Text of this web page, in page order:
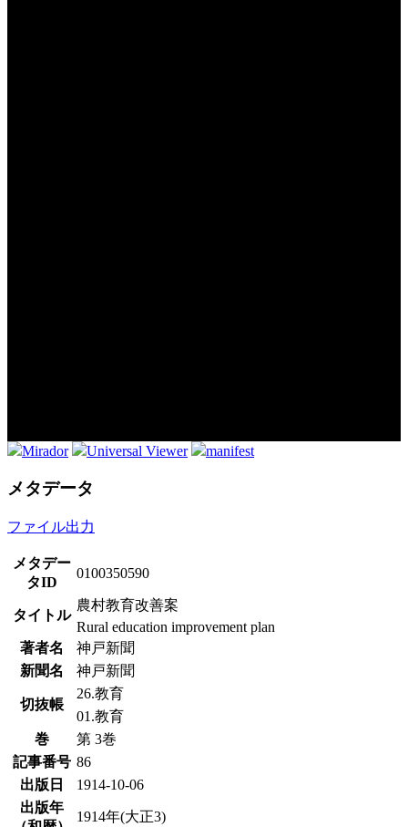
Mirador Universal Viewer manifest
メタデータ
ファイル出力
メタデー
タID
0100350590
タイトル
農村教育改善案
Rural education improvement plan
著者名
神戸新聞
新聞名
神戸新聞
切抜帳
26.教育
01.教育
巻
第 3巻
記事番号 86
出版日
1914-10-06
出版年
1914年(大正3)